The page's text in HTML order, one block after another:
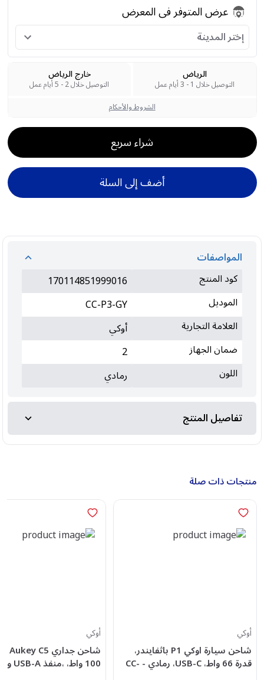
عرض المتوفر فى المعرض
إختر المدينة
الرياض
التوصيل خلال 1 - 3 أيام عمل
خارج الرياض
التوصيل خلال 2 - 5 أيام عمل
الشروط والأحكام
شراء سريع
أضف إلى السلة
المواصفات
كود المنتج
170114851999016
الموديل
CC-P3-GY
العلامة التجارية
أوكي
ضمان الجهاز
2
اللون
رمادي
تفاصيل المنتج
منتجات ذات صلة
أوكي
شاحن سيارة اوكي P1 باثفايندر،
قدرة 66 واط، USB-C، رمادي - CC-
أوكي